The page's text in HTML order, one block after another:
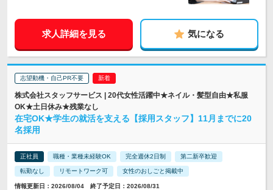
求人詳細を見る 気になる
志望動機・自己PR不要
株式会社スタッフサービス | 20代女性活躍中★ネイル・髪型自由★私服
OK★土日休み★残業なし
在宅OK★学生の就活を支える【採用スタッフ】11月までに20
名採用
正社員 職種・業種未経験OK 完全週休2日制 第二新卒歓迎
転勤なし リモートワーク可 女性のおしごと掲載中
情報更新日：2026/08/04 終了予定日：2026/08/31